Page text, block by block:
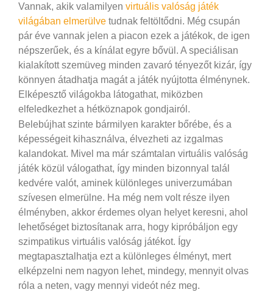
Vannak, akik valamilyen virtuális valóság játék
világában elmerülve tudnak feltöltődni. Még csupán
pár éve vannak jelen a piacon ezek a játékok, de igen
népszerűek, és a kínálat egyre bővül. A speciálisan
kialakított szemüveg minden zavaró tényezőt kizár, így
könnyen átadhatja magát a játék nyújtotta élménynek.
Elképesztő világokba látogathat, miközben
elfeledkezhet a hétköznapok gondjairól.
Belebújhat szinte bármilyen karakter bőrébe, és a
képességeit kihasználva, élvezheti az izgalmas
kalandokat. Mivel ma már számtalan virtuális valóság
játék közül válogathat, így minden bizonnyal talál
kedvére valót, aminek különleges univerzumában
szívesen elmerülne. Ha még nem volt része ilyen
élményben, akkor érdemes olyan helyet keresni, ahol
lehetőséget biztosítanak arra, hogy kipróbáljon egy
szimpatikus virtuális valóság játékot. Így
megtapasztalhatja ezt a különleges élményt, mert
elképzelni nem nagyon lehet, mindegy, mennyit olvas
róla a neten, vagy mennyi videót néz meg.